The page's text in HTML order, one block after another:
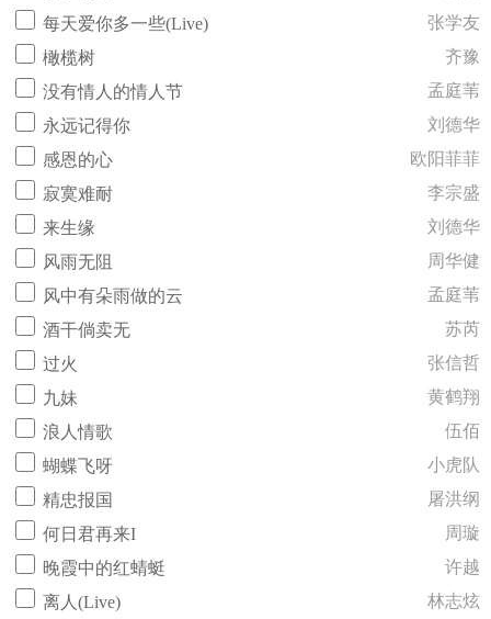
每天爱你多一些(Live)
张学友
橄榄树
齐豫
没有情人的情人节
孟庭苇
永远记得你
刘德华
感恩的心
欧阳菲菲
寂寞难耐
李宗盛
来生缘
刘德华
风雨无阻
周华健
风中有朵雨做的云
孟庭苇
酒干倘卖无
苏芮
过火
张信哲
九妹
黄鹤翔
浪人情歌
伍佰
蝴蝶飞呀
小虎队
精忠报国
屠洪纲
何日君再来I
周璇
晚霞中的红蜻蜓
许越
离人(Live)
林志炫